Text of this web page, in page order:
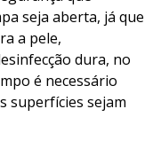
seja aberta, já que
a pele,
dura, no
é necessário
superfícies sejam